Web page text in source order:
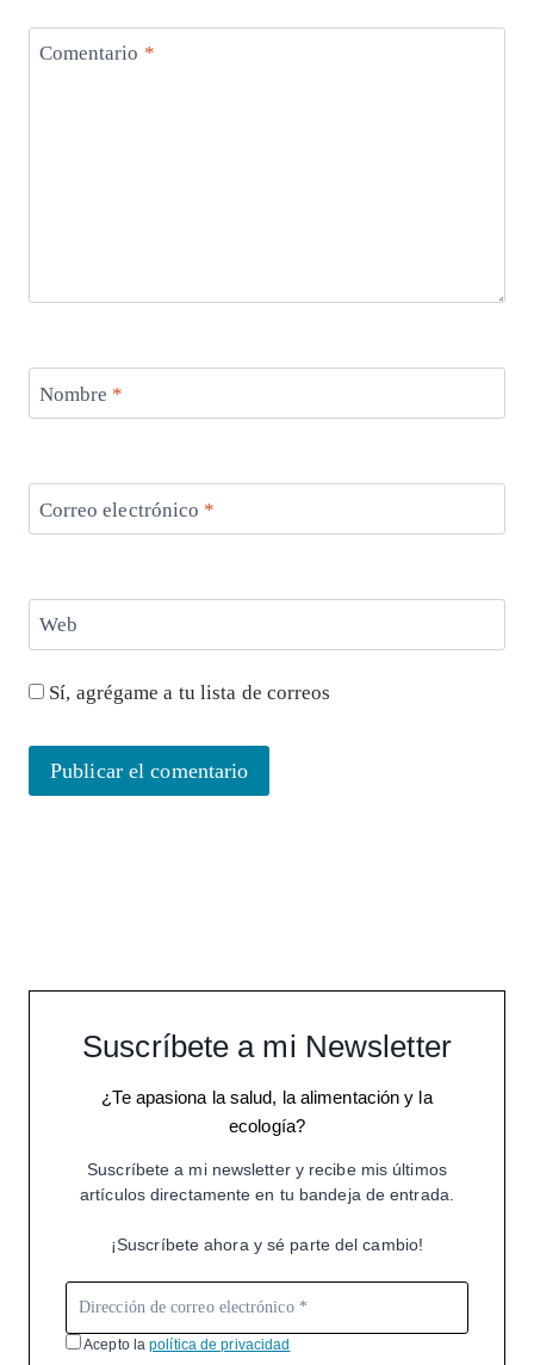
Comentario *
Nombre *
Correo electrónico *
Web
Sí, agrégame a tu lista de correos
Suscríbete a mi Newsletter
¿Te apasiona la salud, la alimentación y la
ecología?
Suscríbete a mi newsletter y recibe mis últimos
artículos directamente en tu bandeja de entrada.
¡Suscríbete ahora y sé parte del cambio!
Acepto lapolítica de privacidad